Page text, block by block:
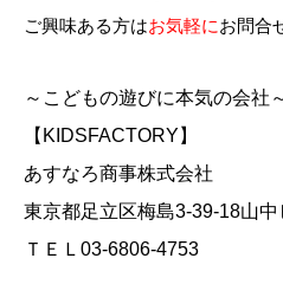
ご興味ある方はお気軽にお問合
～こどもの遊びに本気の会社
【KIDSFACTORY】
あすなろ商事株式会社
東京都足立区梅島3-39-18山中
ＴＥＬ03-6806-4753